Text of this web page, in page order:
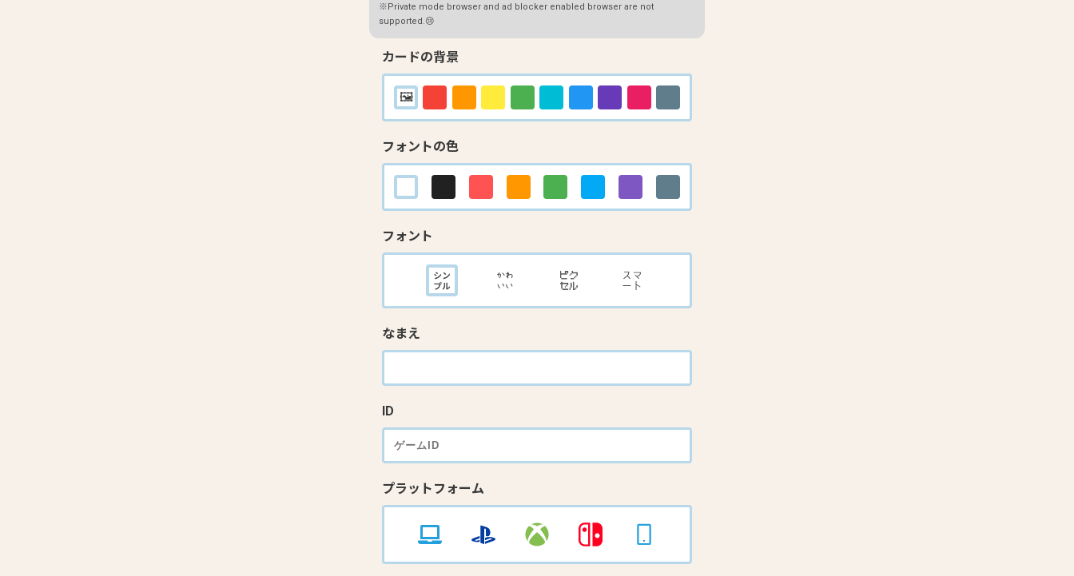
※Private mode browser and ad blocker enabled browser are not
supported.😢
カードの背景
フォントの色
フォント
なまえ
ID
プラットフォーム